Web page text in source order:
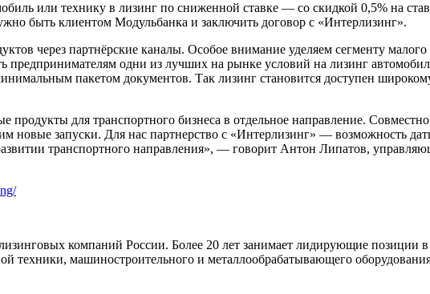
или технику в лизинг по сниженной ставке — со скидкой 0,5% на
быть клиентом Модульбанка и заключить договор с «Интерлизинг».
через партнёрские каналы. Особое внимание уделяем сегменту малого
одни из лучших на рынке условий на лизинг
пакетом документов. Так лизинг становится доступен
для транспортного бизнеса в отдельное направление.
новые запуски. Для нас партнерство с «Интерлизинг» — возможность
транспортного направления», — говорит Антон Липатов,
компаний России. Более 20 лет занимает лидирующие позиции в
техники, машиностроительного и металлообрабатывающего